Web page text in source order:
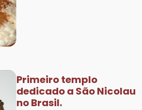
Primeiro templo
dedicado a São Nicolau
no Brasil.